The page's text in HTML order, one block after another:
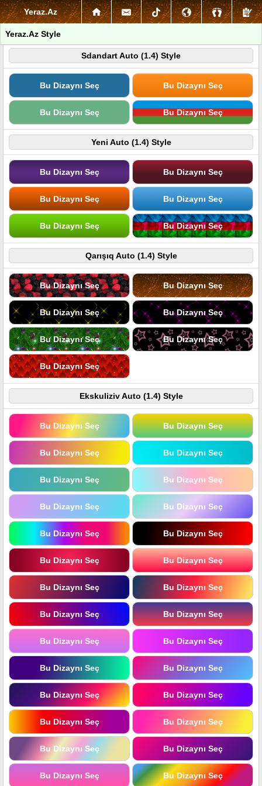
Yeraz.Az
Yeraz.Az Style
Sdandart Auto (1.4) Style
Bu Dizaynı Seç Bu Dizaynı Seç
Bu Dizaynı Seç Bu Dizaynı Seç
Yeni Auto (1.4) Style
Bu Dizaynı Seç Bu Dizaynı Seç
Bu Dizaynı Seç Bu Dizaynı Seç
Bu Dizaynı Seç Bu Dizaynı Seç
Qarışıq Auto (1.4) Style
Bu Dizaynı Seç Bu Dizaynı Seç
Bu Dizaynı Seç Bu Dizaynı Seç
Bu Dizaynı Seç Bu Dizaynı Seç
Bu Dizaynı Seç
Ekskuliziv Auto (1.4) Style
Bu Dizaynı Seç Bu Dizaynı Seç
Bu Dizaynı Seç Bu Dizaynı Seç
Bu Dizaynı Seç Bu Dizaynı Seç
Bu Dizaynı Seç Bu Dizaynı Seç
Bu Dizaynı Seç Bu Dizaynı Seç
Bu Dizaynı Seç Bu Dizaynı Seç
Bu Dizaynı Seç Bu Dizaynı Seç
Bu Dizaynı Seç Bu Dizaynı Seç
Bu Dizaynı Seç Bu Dizaynı Seç
Bu Dizaynı Seç Bu Dizaynı Seç
Bu Dizaynı Seç Bu Dizaynı Seç
Bu Dizaynı Seç Bu Dizaynı Seç
Bu Dizaynı Seç Bu Dizaynı Seç
Bu Dizaynı Seç Bu Dizaynı Seç